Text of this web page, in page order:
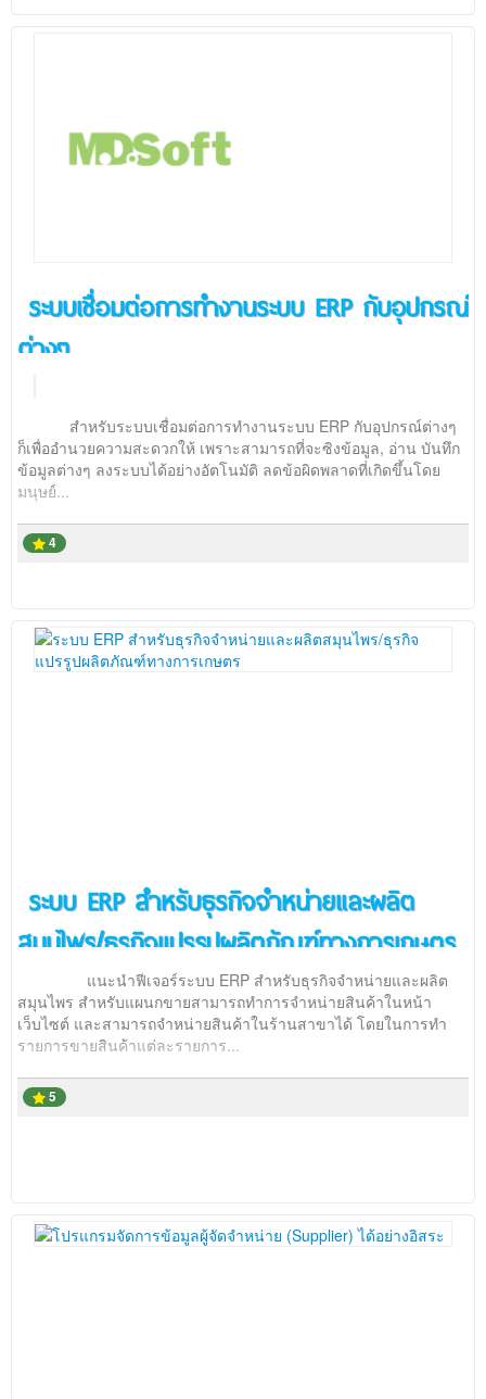
ระบบเชื่อมต่อการทำงานระบบ ERP กับอุปกรณ์
ต่างๆ
สำหรับระบบเชื่อมต่อการทำงานระบบ ERP กับอุปกรณ์ต่างๆ
ก็เพื่ออำนวยความสะดวกให้ เพราะสามารถที่จะซิงข้อมูล, อ่าน บันทึก
ข้อมูลต่างๆ ลงระบบได้อย่างอัตโนมัติ ลดข้อผิดพลาดที่เกิดขึ้นโดย
มนุษย์...
4
ระบบ ERP สำหรับธุรกิจจำหน่ายและผลิต
สมุนไพร/ธุรกิจแปรรูปผลิตภัณฑ์ทางการเกษตร
แนะนำฟีเจอร์ระบบ ERP สำหรับธุรกิจจำหน่ายและผลิต
สมุนไพร สำหรับแผนกขายสามารถทำการจำหน่ายสินค้าในหน้า
เว็บไซต์ และสามารถจำหน่ายสินค้าในร้านสาขาได้ โดยในการทำ
รายการขายสินค้าแต่ละรายการ...
5